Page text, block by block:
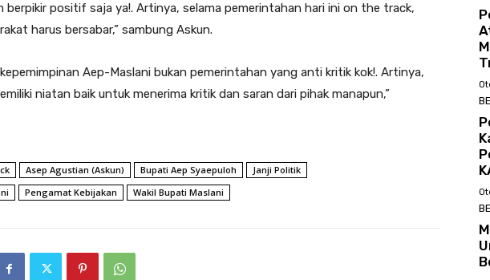
berpikir positif saja ya!. Artinya, selama pemerintahan hari ini on the track,
harus bersabar,” sambung Askun.
Aep-Maslani bukan pemerintahan yang anti kritik kok!. Artinya,
niatan baik untuk menerima kritik dan saran dari pihak manapun,”
Asep Agustian (Askun) Bupati Aep Syaepuloh
Janji Politik
Pengamat Kebijakan Wakil Bupati Maslani